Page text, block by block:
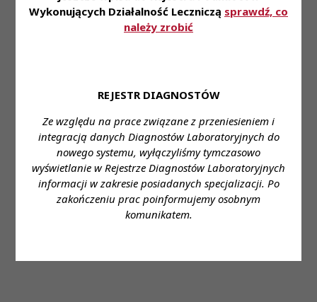
Wykonujących Działalność Leczniczą sprawdź, co
należy zrobić
REJESTR DIAGNOSTÓW
Ze względu na prace związane z przeniesieniem i
integracją danych Diagnostów Laboratoryjnych do
nowego systemu, wyłączyliśmy tymczasowo
wyświetlanie w Rejestrze Diagnostów Laboratoryjnych
informacji w zakresie posiadanych specjalizacji. Po
zakończeniu prac poinformujemy osobnym
komunikatem.
Diagnosta laboratoryjny 2/2026 już jest!
30 lip 2026
[04.08.2026] Dyżur Rzecznika
Odpowiedzialności Zawodowej